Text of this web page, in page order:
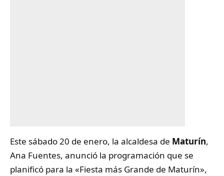
Este sábado 20 de enero, la alcaldesa de Maturín,
Ana Fuentes, anunció la programación que se
planificó para la «Fiesta más Grande de Maturín»,